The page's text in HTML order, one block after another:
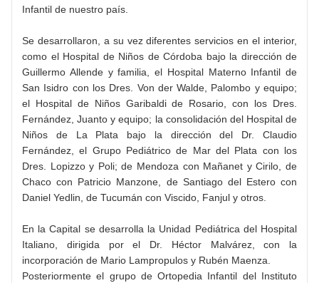
Infantil de nuestro país.
Se desarrollaron, a su vez diferentes servicios en el interior,
como el Hospital de Niños de Córdoba bajo la dirección de
Guillermo Allende y familia, el Hospital Materno Infantil de
San Isidro con los Dres. Von der Walde, Palombo y equipo;
el Hospital de Niños Garibaldi de Rosario, con los Dres.
Fernández, Juanto y equipo; la consolidación del Hospital de
Niños de La Plata bajo la dirección del Dr. Claudio
Fernández, el Grupo Pediátrico de Mar del Plata con los
Dres. Lopizzo y Poli; de Mendoza con Mañanet y Cirilo, de
Chaco con Patricio Manzone, de Santiago del Estero con
Daniel Yedlin, de Tucumán con Viscido, Fanjul y otros.
En la Capital se desarrolla la Unidad Pediátrica del Hospital
Italiano, dirigida por el Dr. Héctor Malvárez, con la
incorporación de Mario Lampropulos y Rubén Maenza.
Posteriormente el grupo de Ortopedia Infantil del Instituto